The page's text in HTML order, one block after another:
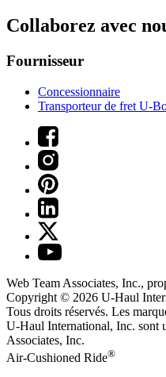
Collaborez avec
Fournisseur
Concessionnaire
Transporteur de fret U-
Web Team Associates, Inc.,
Copyright © 2026 U-Haul
Tous droits réservés. Les
U-Haul International, Inc. sont
Associates, Inc.
Air-Cushioned Ride®